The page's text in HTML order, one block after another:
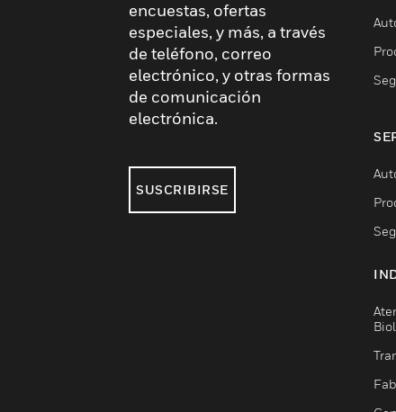
encuestas, ofertas
especiales, y más, a través
de teléfono, correo
electrónico, y otras formas
de comunicación
electrónica.
SUSCRIBIRSE